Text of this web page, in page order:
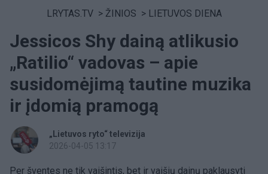
LRYTAS.TV > ŽINIOS > LIETUVOS DIENA
Jessicos Shy dainą atlikusio
„Ratilio“ vadovas – apie
susidomėjimą tautine muzika
ir įdomią pramogą
„Lietuvos ryto“ televizija
2026-04-05 13:17
Per šventes ne tik vaišintis, bet ir vaišių dainų paklausyti